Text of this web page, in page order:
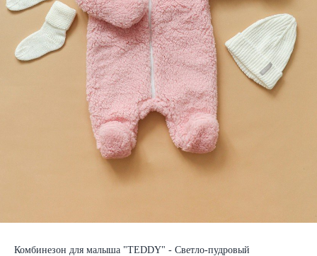
Комбинезон для малыша "TEDDY" - Светло-пудровый